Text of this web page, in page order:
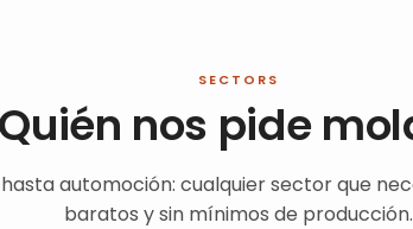
SECTORS
Quién nos pide
automoción: cualquier sector que
baratos y sin mínimos de producción.